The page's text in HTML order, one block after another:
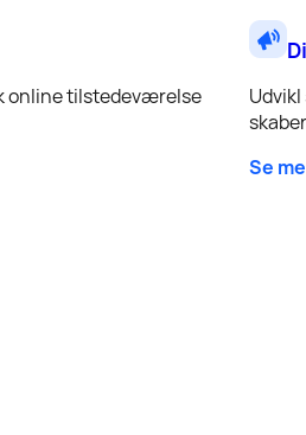
online tilstedeværelse
Se